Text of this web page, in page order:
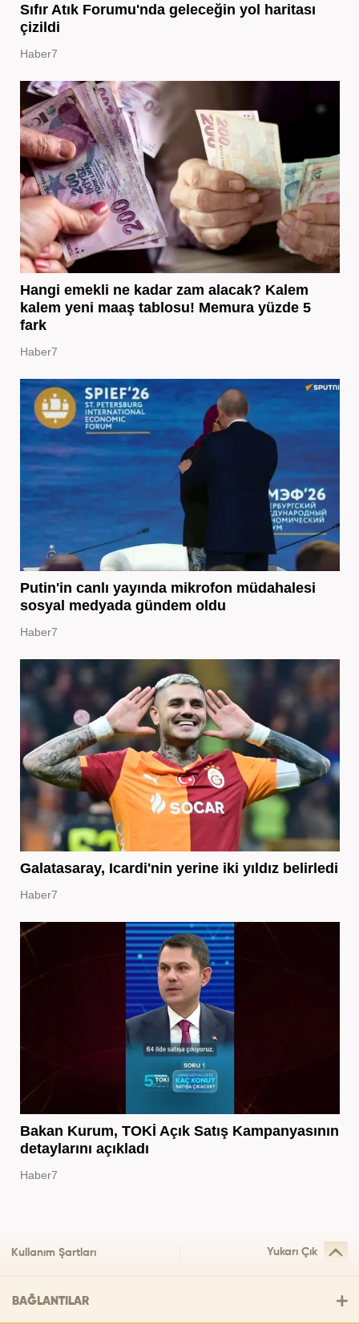
Sıfır Atık Forumu'nda geleceğin yol haritası
çizildi
Haber7
Hangi emekli ne kadar zam alacak? Kalem
kalem yeni maaş tablosu! Memura yüzde 5
fark
Haber7
Putin'in canlı yayında mikrofon müdahalesi
sosyal medyada gündem oldu
Haber7
Galatasaray, Icardi'nin yerine iki yıldız belirledi
Haber7
Bakan Kurum, TOKİ Açık Satış Kampanyasının
detaylarını açıkladı
Haber7
Kullanım Şartları Yukarı Çık
BAĞLANTILAR